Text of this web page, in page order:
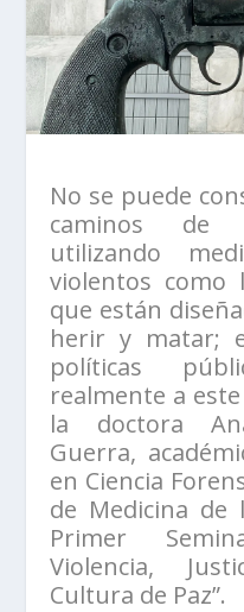
No se puede
caminos de
utilizando
violentos como
que están
herir y matar;
políticas
realmente a
la doctora
Guerra,
en Ciencia
de Medicina de
Primer
Violencia,
Cultura de Paz”.